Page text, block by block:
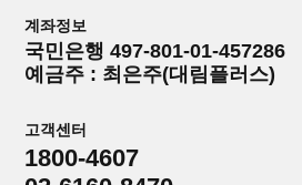
계좌정보
국민은행 497-801-01-457286
예금주 : 최은주(대림플러스)
고객센터
1800-4607